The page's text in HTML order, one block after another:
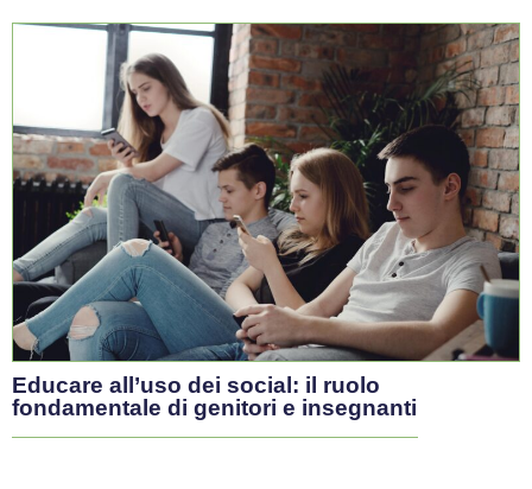
L’allarme Anaao: il sistema rischia il
collasso
Il Segretario uscente Di Silverio: «Ogni giorno decine di
medici lasciano il SSN. Servono riforme coraggiose per
salvare la sanità pubblica»
Giugno 20, 2026 / Arrigo Bellelli
#GovernanceSanitaria
Governance
INTERVISTE
Abbandonata la riforma della sanità
territoriale. Ed ora?